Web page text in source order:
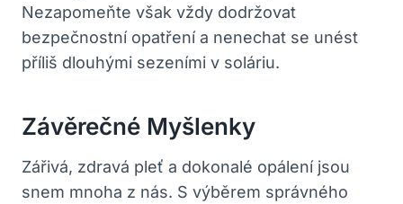
Nezapomeňte ‍však vždy dodržovat
bezpečnostní opatření a nenechat se unést
příliš dlouhými ‍sezeními v⁣ soláriu.
Závěrečné Myšlenky
Zářivá, zdravá pleť a ‌dokonalé opálení jsou
snem mnoha z nás. S výběrem ⁤správného